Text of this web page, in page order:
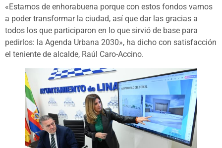
«Estamos de enhorabuena porque con estos fondos vamos
a poder transformar la ciudad, así que dar las gracias a
todos los que participaron en lo que sirvió de base para
pedirlos: la Agenda Urbana 2030», ha dicho con satisfacción
el teniente de alcalde, Raúl Caro-Accino.